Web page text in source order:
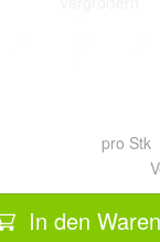
pro Stk
In den